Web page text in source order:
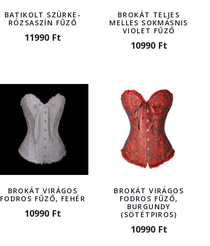
BATIKOLT SZÜRKE-
RÓZSASZÍN FŰZŐ
11990 Ft
BROKÁT TELJES
MELLES SOKMASNIS
VIOLET FŰZŐ
10990 Ft
BROKÁT VIRÁGOS
FODROS FŰZŐ, FEHÉR
10990 Ft
BROKÁT VIRÁGOS
FODROS FŰZŐ,
BURGUNDY
(SÖTÉTPIROS)
10990 Ft